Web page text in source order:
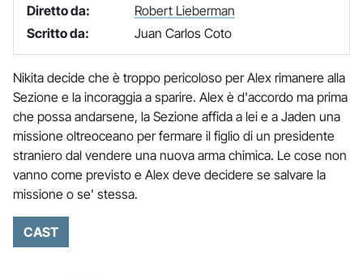
Diretto da:
Robert Lieberman
Scritto da:
Juan Carlos Coto
Nikita decide che è troppo pericoloso per Alex rimanere alla
Sezione e la incoraggia a sparire. Alex è d'accordo ma prima
che possa andarsene, la Sezione affida a lei e a Jaden una
missione oltreoceano per fermare il figlio di un presidente
straniero dal vendere una nuova arma chimica. Le cose non
vanno come previsto e Alex deve decidere se salvare la
missione o se' stessa.
CAST